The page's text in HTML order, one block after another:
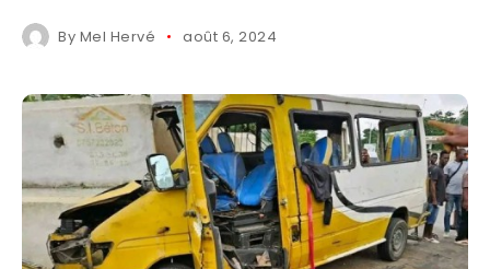
By Mel Hervé août 6, 2024